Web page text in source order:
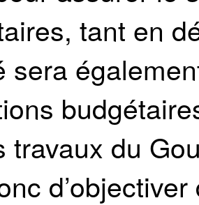
tant en
sera
travaux du